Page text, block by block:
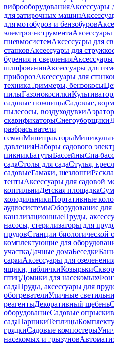
виброоборудованияАксессуары
для затирочных машин
для мотобуров и бензобуров
электроинструментаАксессуары
пневмосистемАксессуары для
станковАксессуары для
бурения и сверленияАксессуары
шлифованияАксессуары для
приборовАксессуары для
техникаТриммеры, бензокосы
пилыГазонокосилки
садовые ножницыСадовые,
пылесосы, воздуходувки
скарификаторыСнегоуборщики
разбрасыватели
семянМинитракторы
давленияНаборы садового
пикникБатутыБассейныСпа-
садаСтолы для садаСтулья,
садовыеГамаки, шезлонги
тентыАксессуары для садовой
коптильниДетская площадка
холодильникиПортативные
аудиосистемыОборудование для
канализационныеПруды,
насосы, стерилизаторы для
прудовСтанции биологической
комплектующие для
участкаДачные домаБеседки
сараиАксессуары для
ящики, табличкиКозырьки
птицДомики для насекомых
садаПруды, аксессуары для
обогревателиУличные
реагентыДекоративный щебень
оборудованиеСадовые
садаПарникиТеплицы
грядкиСадовые компостеры
насекомых и грызунов